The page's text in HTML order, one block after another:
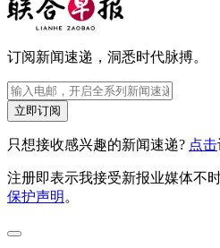
订阅新闻速递，洞悉时代脉搏。
立即订阅
只想接收感兴趣的新闻速递? 点击
注册即表示我接受新报业媒体不
保护声明 。